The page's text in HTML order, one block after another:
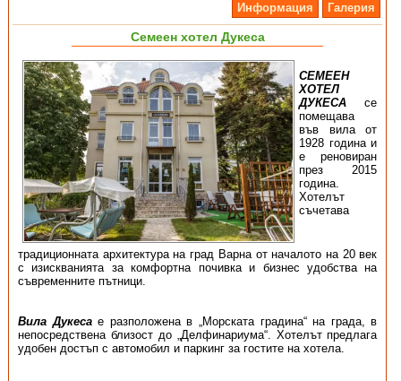
Информация Галерия
Семеен хотел Дукеса
СЕМЕЕН
ХОТЕЛ
ДУКЕСАсе
помещава
във вила от
1928 година и
е реновиран
през 2015
година.
Хотелът
съчетава
традиционната архитектура на град Варна от началото на 20 век
с изискванията за комфортна почивка и бизнес удобства на
съвременните пътници.
Вила Дукеса е разположена в „Морската градина“ на града, в
непосредствена близост до „Делфинариума“. Хотелът предлага
удобен достъп с автомобил и паркинг за гостите на хотела.